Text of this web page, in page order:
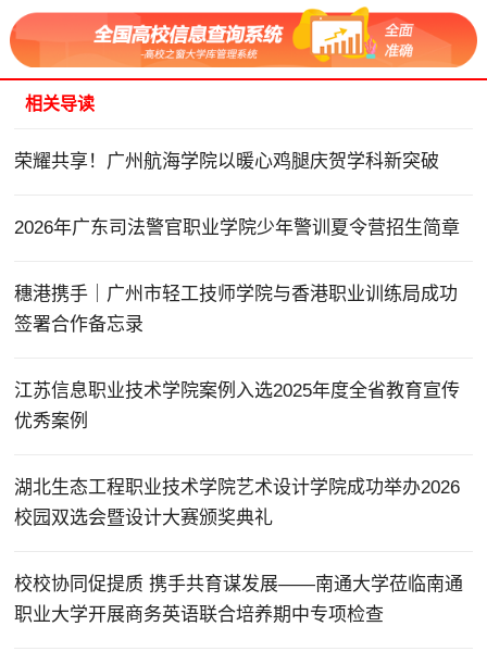
相关导读
荣耀共享！广州航海学院以暖心鸡腿庆贺学科新突破
2026年广东司法警官职业学院少年警训夏令营招生简章
穗港携手｜广州市轻工技师学院与香港职业训练局成功
签署合作备忘录
江苏信息职业技术学院案例入选2025年度全省教育宣传
优秀案例
湖北生态工程职业技术学院艺术设计学院成功举办2026
校园双选会暨设计大赛颁奖典礼
校校协同促提质 携手共育谋发展——南通大学莅临南通
职业大学开展商务英语联合培养期中专项检查